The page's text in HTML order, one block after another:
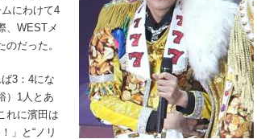
にわけて4
、WESTメ
だった。
3：4にな
）1人とあ
れに濱田は
」と“ノリ